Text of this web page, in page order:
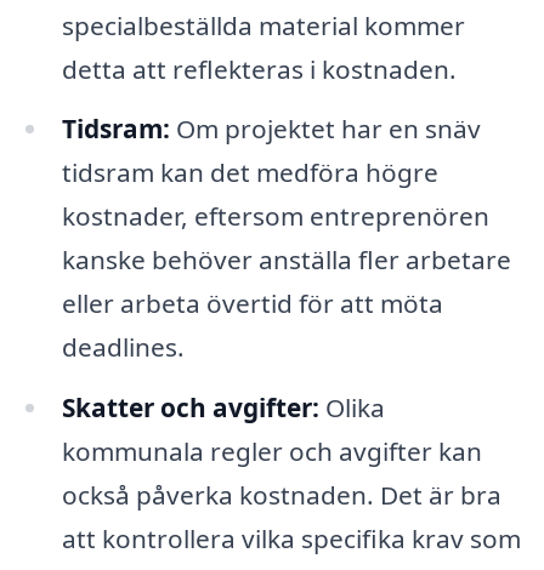
specialbeställda material kommer
detta att reflekteras i kostnaden.
Tidsram: Om projektet har en snäv
tidsram kan det medföra högre
kostnader, eftersom entreprenören
kanske behöver anställa fler arbetare
eller arbeta övertid för att möta
deadlines.
Skatter och avgifter: Olika
kommunala regler och avgifter kan
också påverka kostnaden. Det är bra
att kontrollera vilka specifika krav som